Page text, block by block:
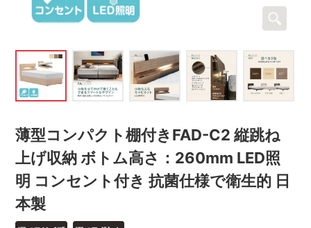
薄型コンパクト棚付きFAD-C2 縦跳ね
上げ収納 ボトム高さ：260mm LED照
明 コンセント付き 抗菌仕様で衛生的 日
本製